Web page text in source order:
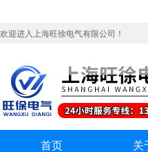
欢迎进入上海旺徐电气有限公司！
首页 关